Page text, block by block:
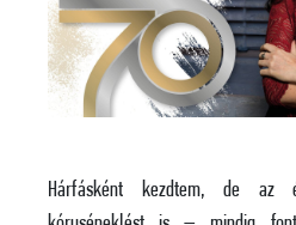
Hárfásként kezdtem, de